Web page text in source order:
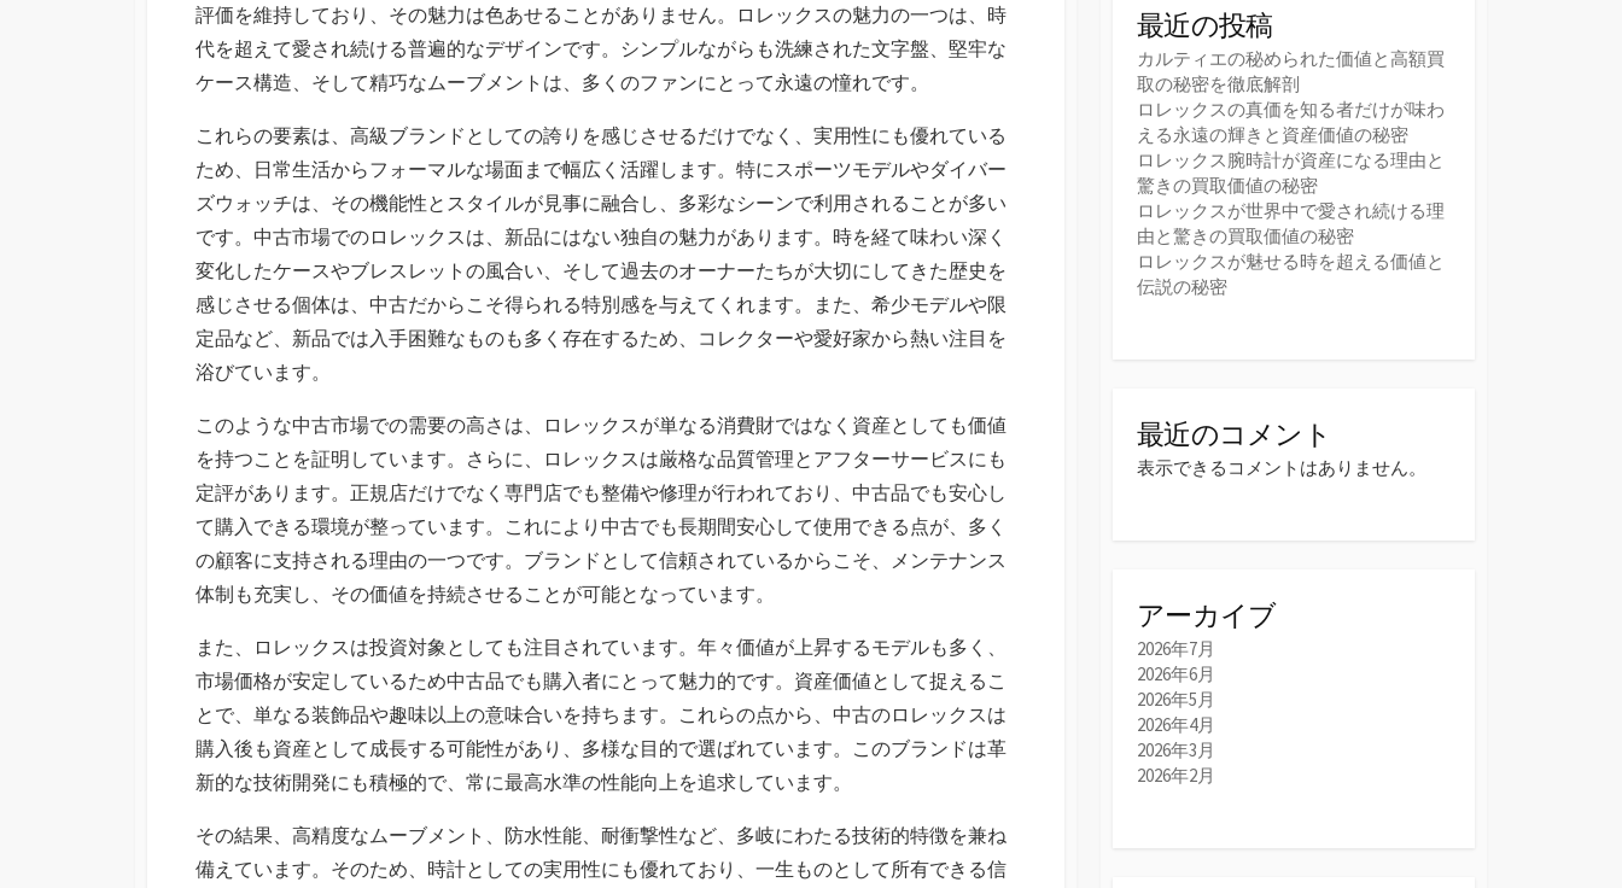
評価を維持しており、その魅力は色あせることがありません。ロレックスの魅力の一つは、時
代を超えて愛され続ける普遍的なデザインです。シンプルながらも洗練された文字盤、堅牢な
ケース構造、そして精巧なムーブメントは、多くのファンにとって永遠の憧れです。
これらの要素は、高級ブランドとしての誇りを感じさせるだけでなく、実用性にも優れている
ため、日常生活からフォーマルな場面まで幅広く活躍します。特にスポーツモデルやダイバー
ズウォッチは、その機能性とスタイルが見事に融合し、多彩なシーンで利用されることが多い
です。中古市場でのロレックスは、新品にはない独自の魅力があります。時を経て味わい深く
変化したケースやブレスレットの風合い、そして過去のオーナーたちが大切にしてきた歴史を
感じさせる個体は、中古だからこそ得られる特別感を与えてくれます。また、希少モデルや限
定品など、新品では入手困難なものも多く存在するため、コレクターや愛好家から熱い注目を
浴びています。
このような中古市場での需要の高さは、ロレックスが単なる消費財ではなく資産としても価値
を持つことを証明しています。さらに、ロレックスは厳格な品質管理とアフターサービスにも
定評があります。正規店だけでなく専門店でも整備や修理が行われており、中古品でも安心し
て購入できる環境が整っています。これにより中古でも長期間安心して使用できる点が、多く
の顧客に支持される理由の一つです。ブランドとして信頼されているからこそ、メンテナンス
体制も充実し、その価値を持続させることが可能となっています。
また、ロレックスは投資対象としても注目されています。年々価値が上昇するモデルも多く、
市場価格が安定しているため中古品でも購入者にとって魅力的です。資産価値として捉えるこ
とで、単なる装飾品や趣味以上の意味合いを持ちます。これらの点から、中古のロレックスは
購入後も資産として成長する可能性があり、多様な目的で選ばれています。このブランドは革
新的な技術開発にも積極的で、常に最高水準の性能向上を追求しています。
その結果、高精度なムーブメント、防水性能、耐衝撃性など、多岐にわたる技術的特徴を兼ね
備えています。そのため、時計としての実用性にも優れており、一生ものとして所有できる信
最近の投稿
カルティエの秘められた価値と高額買
取の秘密を徹底解剖
ロレックスの真価を知る者だけが味わ
える永遠の輝きと資産価値の秘密
ロレックス腕時計が資産になる理由と
驚きの買取価値の秘密
ロレックスが世界中で愛され続ける理
由と驚きの買取価値の秘密
ロレックスが魅せる時を超える価値と
伝説の秘密
最近のコメント
表示できるコメントはありません。
アーカイブ
2026年7月
2026年6月
2026年5月
2026年4月
2026年3月
2026年2月